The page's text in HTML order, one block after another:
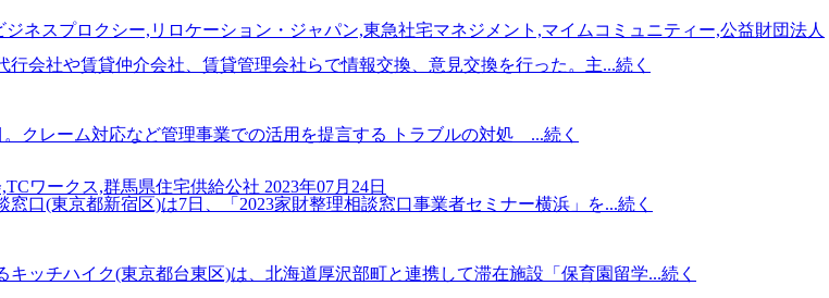
ネスプロクシー,リロケーション・ジャパン,東急社宅マネジメント,マイムコミュニティー,公益財団法人
会社や賃貸仲介会社、賃貸管理会社らで情報交換、意見交換を行った。主...続く
クレーム対応など管理事業での活用を提言する トラブルの対処 ...続く
ワークス,群馬県住宅供給公社 2023年07月24日
口(東京都新宿区)は7日、「2023家財整理相談窓口事業者セミナー横浜」を...続く
ッチハイク(東京都台東区)は、北海道厚沢部町と連携して滞在施設「保育園留学...続く